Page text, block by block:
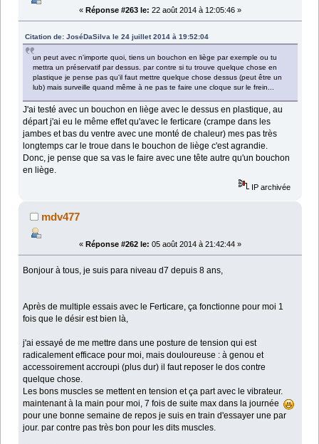
« Réponse #263 le: 22 août 2014 à 12:05:46 »
Citation de: JoséDaSilva le 24 juillet 2014 à 19:52:04
un peut avec n'importe quoi, tiens un bouchon en liège par exemple ou tu
mettra un préservatif par dessus. par contre si tu trouve quelque chose en
plastique je pense pas qu'il faut mettre quelque chose dessus (peut être un
lub) mais surveille quand même à ne pas te faire une cloque sur le frein...
J'ai testé avec un bouchon en liège avec le dessus en plastique, au
départ j'ai eu le même effet qu'avec le ferticare (crampe dans les
jambes et bas du ventre avec une monté de chaleur) mes pas très
longtemps car le troue dans le bouchon de liège c'est agrandie.
Donc, je pense que sa vas le faire avec une tête autre qu'un bouchon
en liège.
IP archivée
mdv477
« Réponse #262 le: 05 août 2014 à 21:42:44 »
Bonjour à tous, je suis para niveau d7 depuis 8 ans,
Après de multiple essais avec le Ferticare, ça fonctionne pour moi 1
fois que le désir est bien là,
j'ai essayé de me mettre dans une posture de tension qui est
radicalement efficace pour moi, mais douloureuse : à genou et
accessoirement accroupi (plus dur) il faut reposer le dos contre
quelque chose.
Les bons muscles se mettent en tension et ça part avec le vibrateur.
maintenant à la main pour moi, 7 fois de suite max dans la journée
pour une bonne semaine de repos je suis en train d'essayer une par
jour. par contre pas très bon pour les dits muscles.